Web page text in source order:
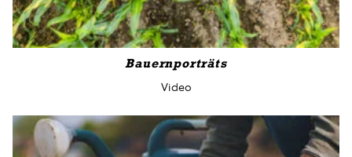
Bauernporträts
Video